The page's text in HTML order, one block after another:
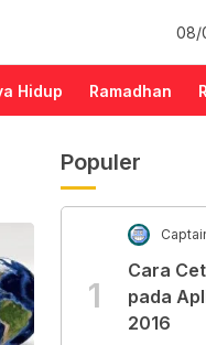
08/
Hidup Ramadhan
Populer
1
Cara
pada
2016